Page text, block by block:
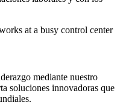
mediante nuestro
soluciones innovadoras que